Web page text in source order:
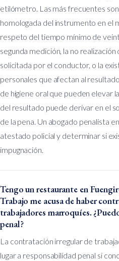
etilómetro. Las más frecuentes
homologada del instrumento en el
respeto del tiempo mínimo de
segunda medición, la no
solicitada por el conductor, o la
personales que afectan al
de higiene oral que pueden elevar
del resultado puede derivar en el
de la pena. Un abogado penalista
atestado policial y determinar si
impugnación.
Tengo un restaurante en
Trabajo me acusa de haber
trabajadores marroquíes.
penal?
La contratación irregular de
lugar a responsabilidad penal si